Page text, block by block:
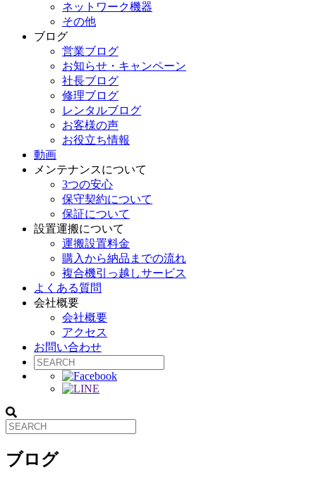
ネットワーク機器
その他
ブログ
営業ブログ
お知らせ・キャンペーン
社長ブログ
修理ブログ
レンタルブログ
お客様の声
お役立ち情報
動画
メンテナンスについて
3つの安心
保守契約について
保証について
設置運搬について
運搬設置料金
購入から納品までの流れ
複合機引っ越しサービス
よくある質問
会社概要
会社概要
アクセス
お問い合わせ
ブログ